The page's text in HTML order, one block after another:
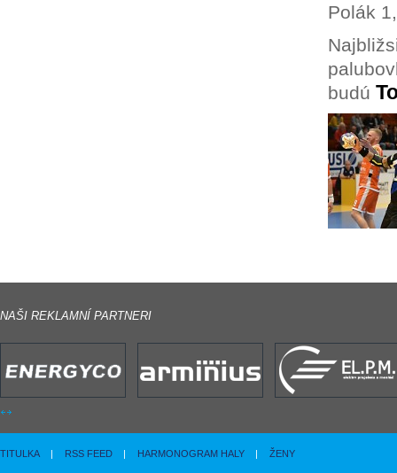
Polák
budú
NAŠI REKLAMNÍ PARTNERI
TITULKA | RSS FEED | HARMONOGRAM HALY | ŽENY